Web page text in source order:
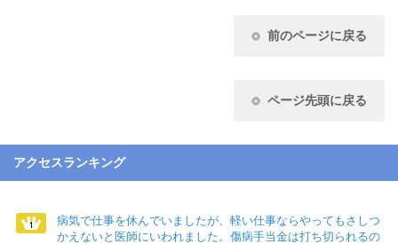
前のページに戻る
ページ先頭に戻る
アクセスランキング
病気で仕事を休んでいましたが、軽い仕事ならやってもさしつ
かえないと医師にいわれました。傷病手当金は打ち切られるの